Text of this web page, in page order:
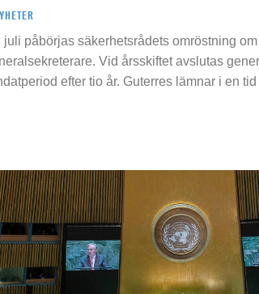
juli påbörjas säkerhetsrådets omröstning
Vid årsskiftet avslutas
efter tio år. Guterres lämnar i en tid